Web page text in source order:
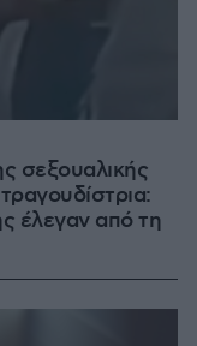
σεξουαλικής
έλεγαν από τη